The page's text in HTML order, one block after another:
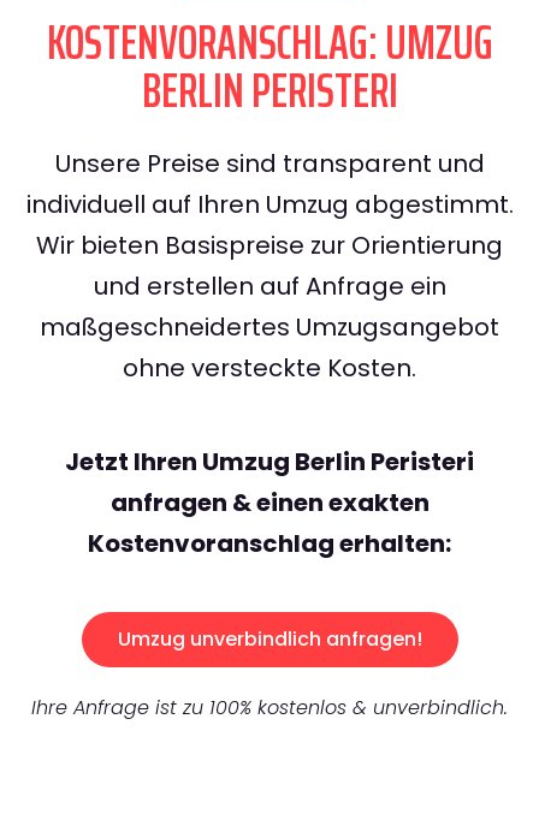
KOSTENVORANSCHLAG: UMZUG
BERLIN PERISTERI
Unsere Preise sind transparent und
individuell auf Ihren Umzug abgestimmt.
Wir bieten Basispreise zur Orientierung
und erstellen auf Anfrage ein
maßgeschneidertes Umzugsangebot
ohne versteckte Kosten.
Jetzt Ihren Umzug Berlin Peristeri
anfragen & einen exakten
Kostenvoranschlag erhalten:
Umzug unverbindlich anfragen!
Ihre Anfrage ist zu 100% kostenlos & unverbindlich.